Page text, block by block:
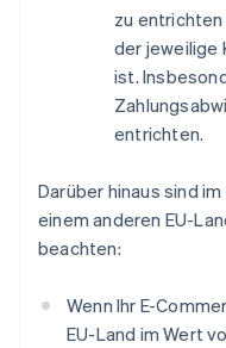
zu
der
ist.
entrichten.
Darüber hinaus sind
einem anderen EU-
beachten:
Wenn Ihr E-
EU-Land im Wert